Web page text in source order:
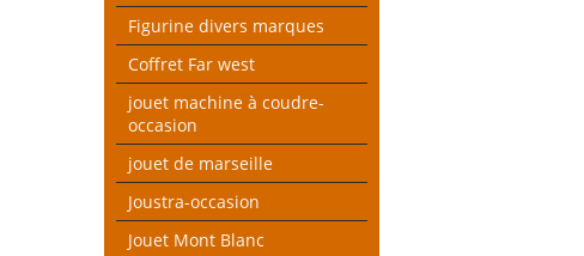
Figurine divers marques
Coffret Far west
jouet machine à coudre-
occasion
jouet de marseille
Joustra-occasion
Jouet Mont Blanc